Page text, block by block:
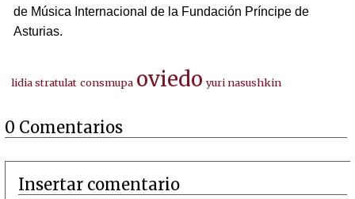
de Música Internacional de la Fundación Príncipe de
Asturias.
lidia stratulat consmupa oviedo yuri nasushkin
0 Comentarios
Insertar comentario